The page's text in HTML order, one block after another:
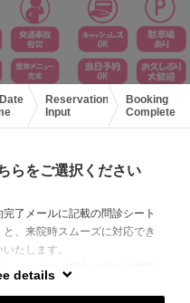
Reservation
Input
Booking
Complete
らをご選択ください
了メールに記載の問診シート
、来院時スムーズに対応でき
たします。
、わからない場合は必ずご確認
details